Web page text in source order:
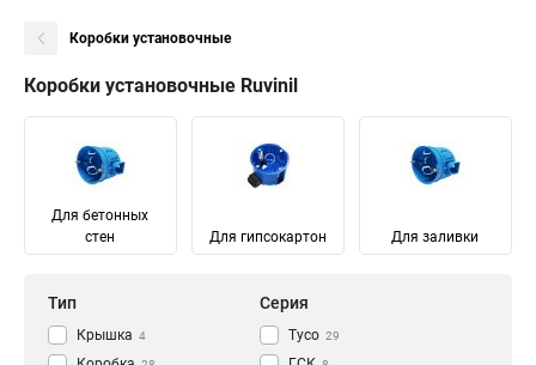
Коробки установочные
Коробки установочные Ruvinil
Для бетонных
стен
Для гипсокартон Для заливки
Тип
Крышка 4
Серия
Тусо 29